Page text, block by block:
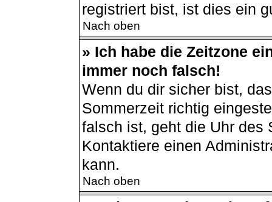
registriert bist, ist dies ein
Nach oben
» Ich habe die Zeitzone
immer noch falsch!
Wenn du dir sicher bist,
Sommerzeit richtig
falsch ist, geht die Uhr des
Kontaktiere einen
kann.
Nach oben